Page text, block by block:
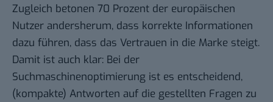
Zugleich betonen 70 Prozent der europäischen
Nutzer andersherum, dass korrekte Informationen
dazu führen, dass das Vertrauen in die Marke steigt.
Damit ist auch klar: Bei der
Suchmaschinenoptimierung ist es entscheidend,
(kompakte) Antworten auf die gestellten Fragen zu